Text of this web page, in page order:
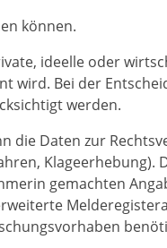
können.
ideelle oder
wird. Bei der
werden.
die Daten zur
Klageerhebung).
gemachten